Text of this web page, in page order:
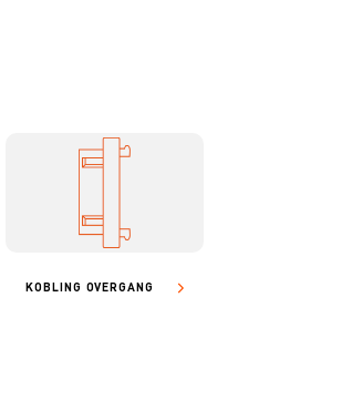
KOBLING OVERGANG